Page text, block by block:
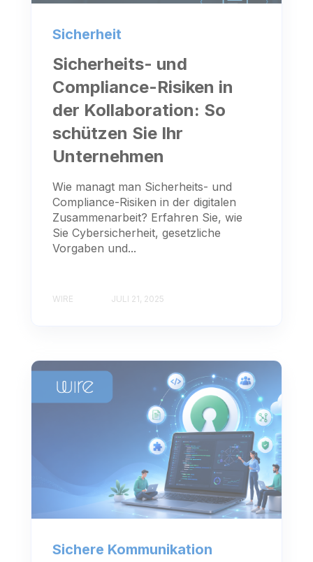
Sicherheit
Sicherheits- und
Compliance-Risiken in
der Kollaboration: So
schützen Sie Ihr
Unternehmen
Wie managt man Sicherheits- und
Compliance-Risiken in der digitalen
Zusammenarbeit? Erfahren Sie, wie
Sie Cybersicherheit, gesetzliche
Vorgaben und...
WIRE JULI 21, 2025
Sichere Kommunikation